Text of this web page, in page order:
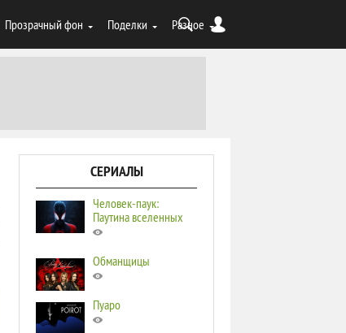
Прозрачный фон Поделки Разное
СЕРИАЛЫ
Человек-паук:
Паутина вселенных
Обманщицы
Пуаро